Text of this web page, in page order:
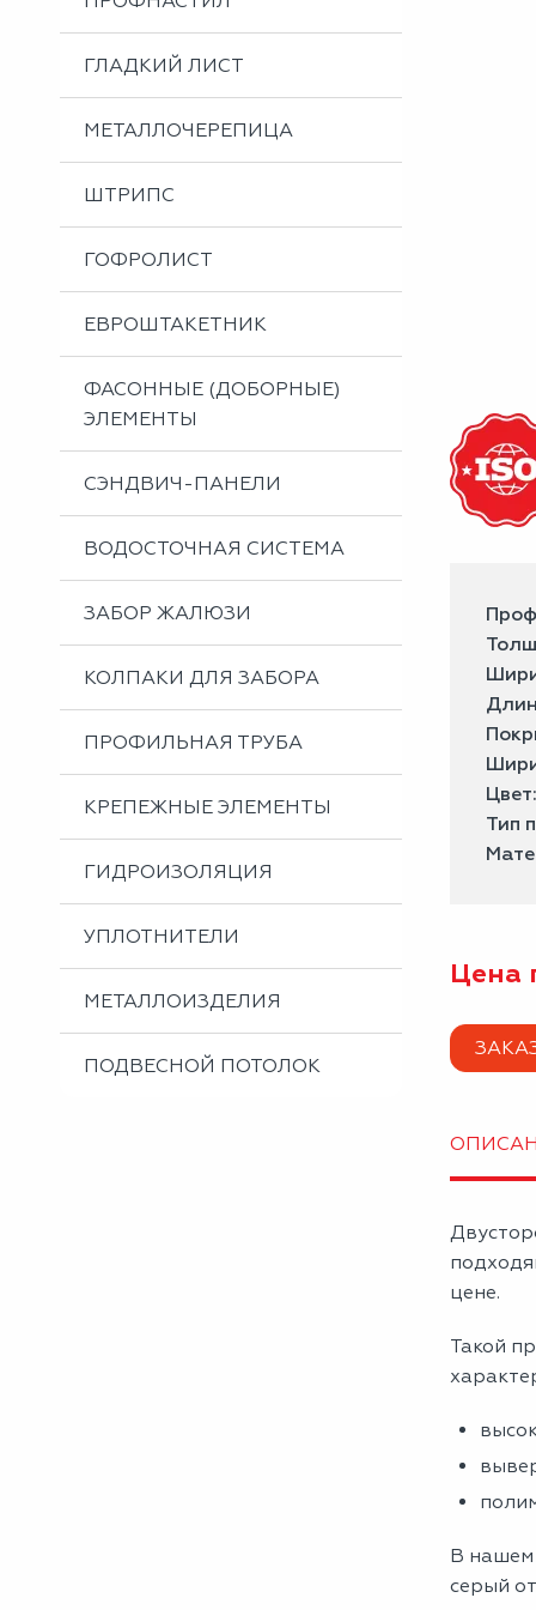
Металлоизделия
Проектирование вентилируемых фасадов
Вальцовка листового металла
ГЛАДКИЙ ЛИСТ
МЕТАЛЛОЧЕРЕПИЦА
ШТРИПС
ГОФРОЛИСТ
ЕВРОШТАКЕТНИК
ФАСОННЫЕ (ДОБОРНЫЕ)
ЭЛЕМЕНТЫ
СЭНДВИЧ-ПАНЕЛИ
ВОДОСТОЧНАЯ СИСТЕМА
ЗАБОР ЖАЛЮЗИ
КОЛПАКИ ДЛЯ ЗАБОРА
ПРОФИЛЬНАЯ ТРУБА
КРЕПЕЖНЫЕ ЭЛЕМЕНТЫ
ГИДРОИЗОЛЯЦИЯ
УПЛОТНИТЕЛИ
МЕТАЛЛОИЗДЕЛИЯ
ПОДВЕСНОЙ ПОТОЛОК
Тип
Цена
цене.
Такой
В нашем
серый